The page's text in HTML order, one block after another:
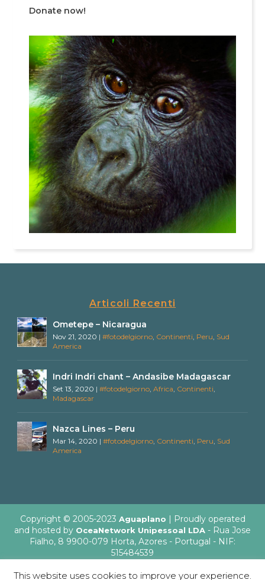
Donate now!
Articoli Recenti
Ometepe – Nicaragua
Nov 21, 2020 |#fotodelgiorno Continenti Peru Sud
America
Indri Indri chant – Andasibe Madagascar
Set 13, 2020 |#fotodelgiorno ,Africa Continenti
Madagascar
Nazca Lines – Peru
Mar 14, 2020 |#fotodelgiorno Continenti Peru Sud
America
Copyright © 2005-2023 Aguaplano | Proudly operated
and hosted by OceaNetwork Unipessoal LDA - Rua Jose
Fialho, 8 9900-079 Horta, Azores - Portugal - NIF:
515484539
This website uses cookies to improve your experience.